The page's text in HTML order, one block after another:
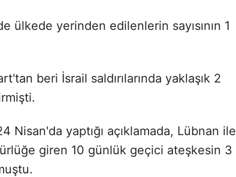
ülkede yerinden edilenlerin sayısının 1
beri İsrail saldırılarında yaklaşık 2
Nisan'da yaptığı açıklamada, Lübnan ile
giren 10 günlük geçici ateşkesin 3